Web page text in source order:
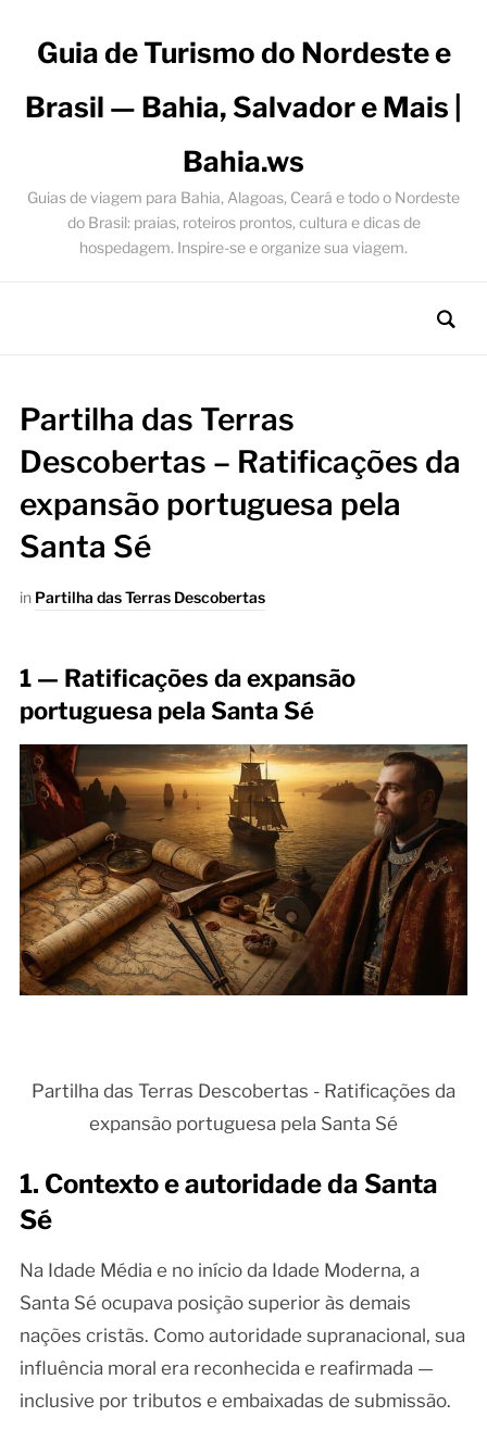
Guia de Turismo do Nordeste e
Brasil — Bahia, Salvador e Mais |
Bahia.ws
Guias de viagem para Bahia, Alagoas, Ceará e todo o Nordeste
do Brasil: praias, roteiros prontos, cultura e dicas de
hospedagem. Inspire-se e organize sua viagem.
Partilha das Terras
Descobertas – Ratificações da
expansão portuguesa pela
Santa Sé
in Partilha das Terras Descobertas
1 — Ratificações da expansão
portuguesa pela Santa Sé
Partilha das Terras Descobertas - Ratificações da
expansão portuguesa pela Santa Sé
1. Contexto e autoridade da Santa
Sé
Na Idade Média e no início da Idade Moderna, a
Santa Sé ocupava posição superior às demais
nações cristãs. Como autoridade supranacional, sua
influência moral era reconhecida e reafirmada —
inclusive por tributos e embaixadas de submissão.